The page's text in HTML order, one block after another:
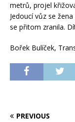
metrů, projel
Jedoucí vůz se
se přitom zranila.
Bořek Bulíček,
PREVIOUS